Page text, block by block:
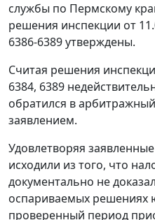
службы по Пермскому
решения инспекции от
6386-6389 утверждены.
Считая решения
6384, 6389
обратился в
заявлением.
Удовлетворяя
исходили из того, что
документально не
оспариваемых решениях
проверенный период